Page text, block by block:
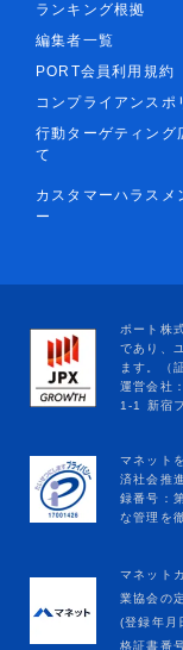
ランキング根拠
編集者一覧
PORT会員利用規約
コンプライアンスポ
行動ターゲティング
て
カスタマーハラスメ
ー
マネット
業協会の
(登録年月
格証書番